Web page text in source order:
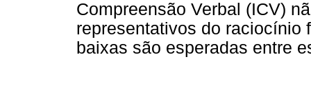
Compreensão Verbal (ICV)
representativos do raciocínio
baixas são esperadas entre